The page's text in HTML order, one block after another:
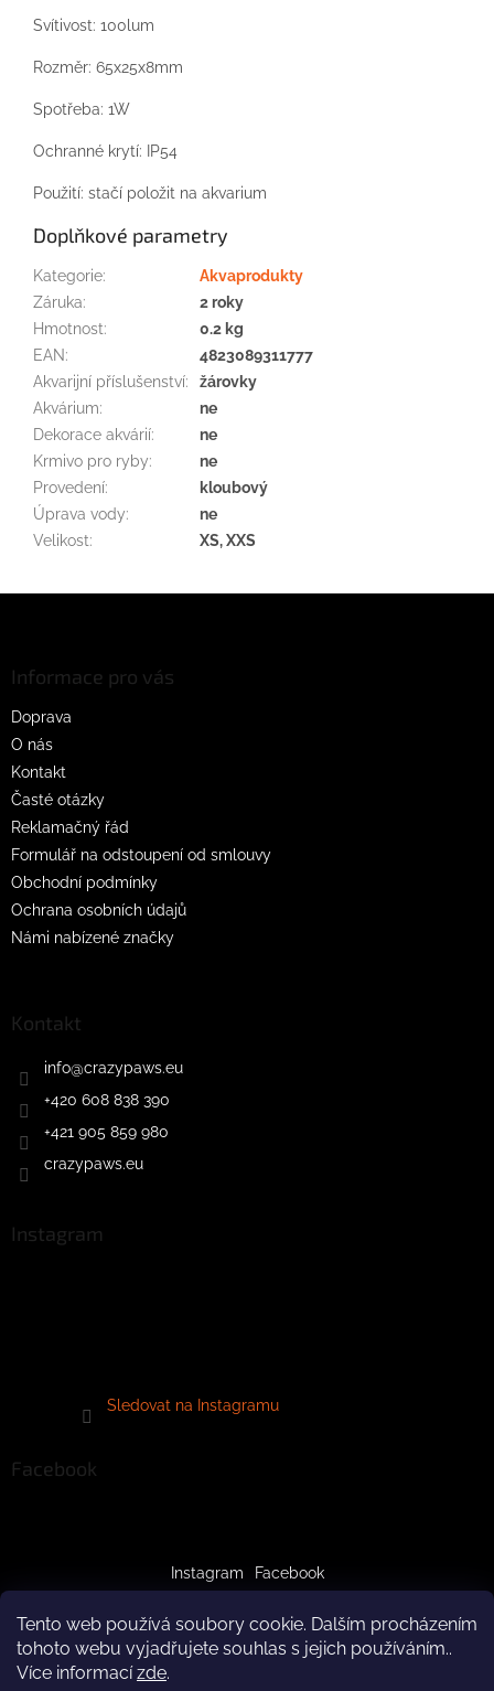
Tento web používá soubory cookie. Dalším procházením
tohoto webu vyjadřujete souhlas s jejich používáním..
Více informacízde.
Svítivost: 100lum
Rozměr: 65x25x8mm
Spotřeba: 1W
Ochranné krytí: IP54
Použití: stačí položit na akvarium
Doplňkové parametry
Kategorie:
Akvaprodukty
Záruka:
2 roky
Hmotnost:
0.2 kg
EAN:
4823089311777
Akvarijní příslušenství:
žárovky
Akvárium:
ne
Dekorace akvárií:
ne
Krmivo pro ryby:
ne
Provedení:
kloubový
Úprava vody:
ne
Velikost: XS, XXS
Informace pro vás
Doprava
O nás
Kontakt
Časté otázky
Reklamačný řád
Formulář na odstoupení od smlouvy
Obchodní podmínky
Ochrana osobních údajů
Námi nabízené značky
Kontakt
info@crazypaws.eu
+420 608 838 390
+421 905 859 980
crazypaws.eu
Instagram
Sledovat na Instagramu
Facebook
Instagram Facebook